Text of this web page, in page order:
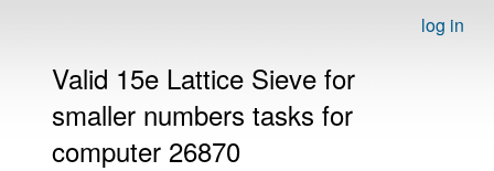
log in
Valid 15e Lattice Sieve for
smaller numbers tasks for
computer 26870